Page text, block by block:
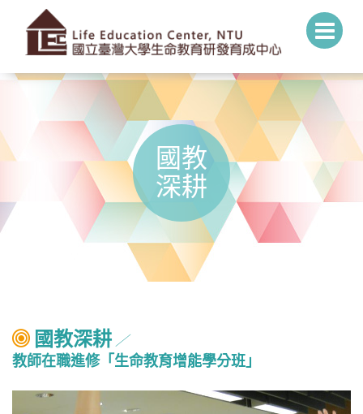
國教
深耕
國教深耕 ╱
教師在職進修「生命教育增能學分班」